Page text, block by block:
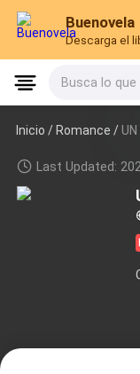
Buenovela
Descarga el
Busca lo que
Inicio /Romance /
Last Updated: